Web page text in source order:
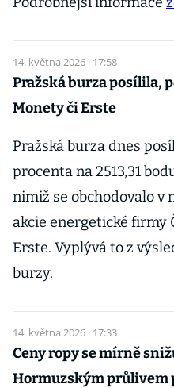
14. května 2026 · 17:58
Pražská burza posílila,
Monety či Erste
Pražská burza dnes
procenta na 2513,31
nimiž se obchodovalo v
akcie energetické firmy
Erste. Vyplývá to z
burzy.
14. května 2026 · 17:33
Ceny ropy se mírně
Hormuzským průlivem